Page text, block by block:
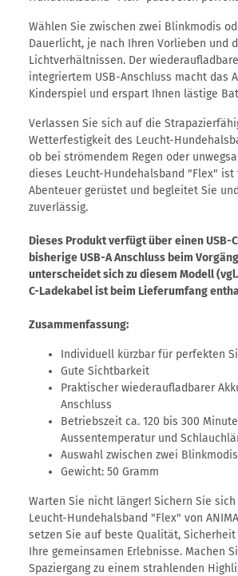
Wählen Sie zwischen zwei Blinkmodis
Dauerlicht, je nach Ihren Vorlieben und
Lichtverhältnissen. Der
integriertem USB-Anschluss macht das
Kinderspiel und erspart Ihnen lästige
Verlassen Sie sich auf die
Wetterfestigkeit des Leucht-
ob bei strömendem Regen oder
dieses Leucht-Hundehalsband "Flex" ist
Abenteuer gerüstet und begleitet Sie
zuverlässig.
Dieses Produkt verfügt über einen USB-
bisherige USB-A Anschluss beim
unterscheidet sich zu diesem Modell
C-Ladekabel ist beim Lieferumfang
Zusammenfassung:
Individuell kürzbar für perfekten
Gute Sichtbarkeit
Praktischer wiederaufladbarer
Anschluss
Betriebszeit ca. 120 bis 300
Aussentemperatur und
Auswahl zwischen zwei
Gewicht: 50 Gramm
Warten Sie nicht länger! Sichern Sie
Leucht-Hundehalsband "Flex" von
setzen Sie auf beste Qualität,
Ihre gemeinsamen Erlebnisse. Machen
Spaziergang zu einem strahlenden